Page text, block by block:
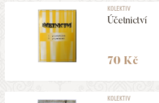
KOLEKTIV
Účetnictví
70 Kč
KOLEKTIV